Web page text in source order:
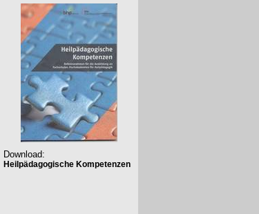
Download:
Heilpädagogische Kompetenzen